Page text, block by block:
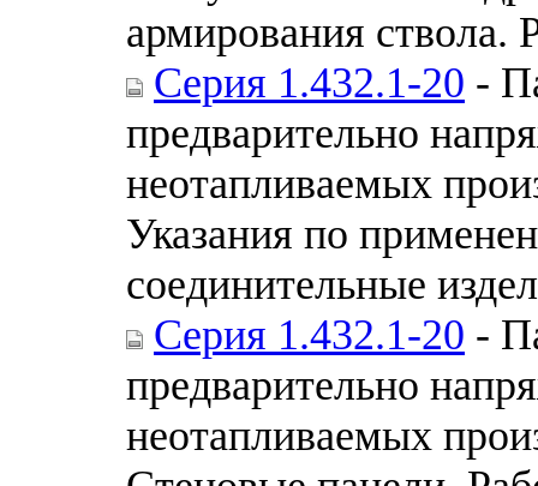
армирования ствола.
Серия 1.432.1-20 -
предварительно
неотапливаемых
Указания по
соединительные
Серия 1.432.1-20 -
предварительно
неотапливаемых